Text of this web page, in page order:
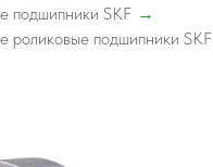
подшипники SKF →
роликовые подшипники SKF